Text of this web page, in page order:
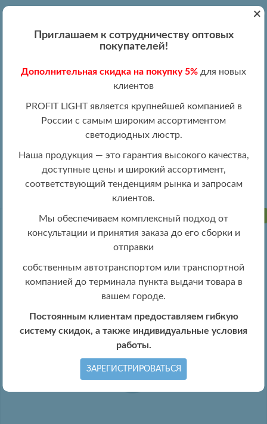
Регистрация
ПН-ПТ 09:00 - 19:00
info@profitlight.ru
Люстры оптом » Люстры LED оптом » 5886/6 WHT
ПРОДАНО
+
Приглашаем к сотрудничеству оптовых
покупателей!
Дополнительная скидка на покупку 5% для новых
клиентов
PROFIT LIGHT является крупнейшей компанией в
России с самым широким ассортиментом
светодиодных люстр.
Наша продукция — это гарантия высокого качества,
доступные цены и широкий ассортимент,
соответствующий тенденциям рынка и запросам
клиентов.
Мы обеспечиваем комплексный подход от
консультации и принятия заказа до его сборки и
отправки
собственным автотранспортом или транспортной
компанией до терминала пункта выдачи товара в
вашем городе.
Постоянным клиентам предоставляем гибкую
систему скидок, а также индивидуальные условия
работы.
ЗАРЕГИСТРИРОВАТЬСЯ